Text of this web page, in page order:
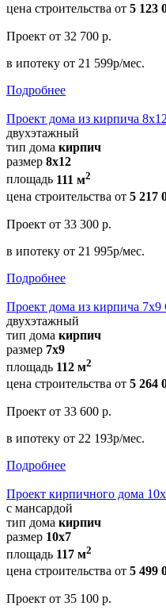
цена строительства от 5 123
Проект от 32 700 р.
в ипотеку от 21 599р/мес.
Подробнее
Проект дома из кирпича
двухэтажный
тип дома кирпич
размер 8х12
площадь 111 м2
цена строительства от 5 217
Проект от 33 300 р.
в ипотеку от 21 995р/мес.
Подробнее
Проект дома из кирпича 7х9
двухэтажный
тип дома кирпич
размер 7х9
площадь 112 м2
цена строительства от 5 264
Проект от 33 600 р.
в ипотеку от 22 193р/мес.
Подробнее
Проект кирпичного дома
с мансардой
тип дома кирпич
размер 10х7
площадь 117 м2
цена строительства от 5 499
Проект от 35 100 р.